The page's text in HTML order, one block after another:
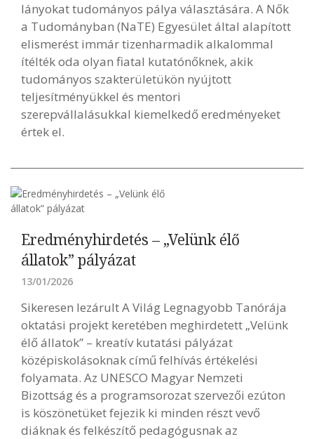
lányokat tudományos pálya választására. A Nők
a Tudományban (NaTE) Egyesület által alapított
elismerést immár tizenharmadik alkalommal
ítélték oda olyan fiatal kutatónőknek, akik
tudományos szakterületükön nyújtott
teljesítményükkel és mentori
szerepvállalásukkal kiemelkedő eredményeket
értek el.
Eredményhirdetés – „Velünk élő
állatok” pályázat
13/01/2026
Sikeresen lezárult A Világ Legnagyobb Tanórája
oktatási projekt keretében meghirdetett „Velünk
élő állatok” – kreatív kutatási pályázat
középiskolásoknak című felhívás értékelési
folyamata. Az UNESCO Magyar Nemzeti
Bizottság és a programsorozat szervezői ezúton
is köszönetüket fejezik ki minden részt vevő
diáknak és felkészítő pedagógusnak az